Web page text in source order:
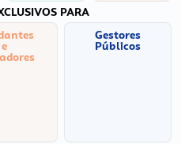
PARA
e
Gestores
Públicos